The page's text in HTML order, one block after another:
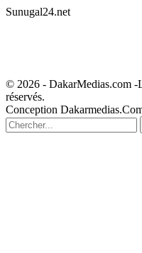
Sunugal24.net
© 2026 - DakarMedias.com -
réservés.
Conception